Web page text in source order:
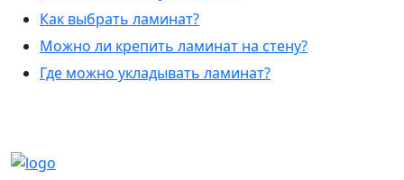
Как выбрать ламинат?
Можно ли крепить ламинат на стену?
Где можно укладывать ламинат?